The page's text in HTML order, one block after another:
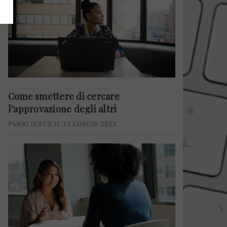
Come smettere di cercare
l’approvazione degli altri
PUBBLICATO IL:22 LUGLIO 2022